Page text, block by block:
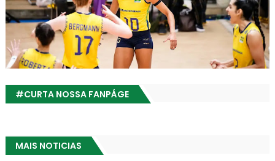
#CURTA NOSSA FANPÁGE
MAIS NOTICIAS